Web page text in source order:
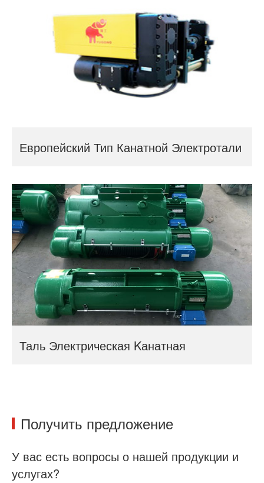
Европейский Тип Канатной Электротали
Таль Электрическая Kанатная
Получить предложение
У вас есть вопросы о нашей продукции и
услугах?